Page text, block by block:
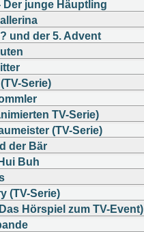
Der junge Häuptling
und der 5. Advent
Serie)
TV-Serie)
(TV-Serie)
der Bär
Buh
(TV-Serie)
Hörspiel zum TV-Event)